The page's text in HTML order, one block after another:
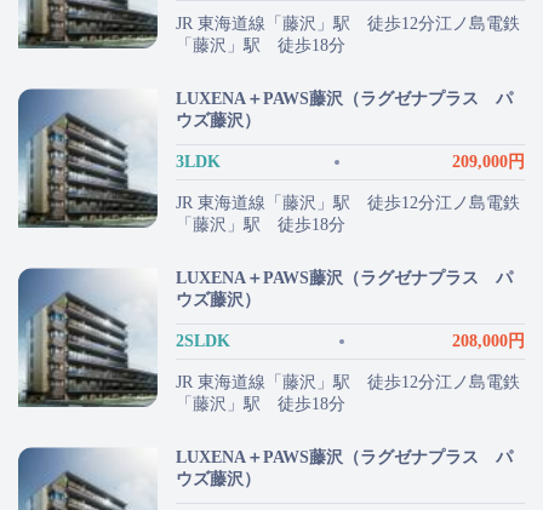
JR 東海道線「藤沢」駅 徒歩12分江ノ島電鉄
「藤沢」駅 徒歩18分
LUXENA＋PAWS藤沢（ラグゼナプラス パ
ウズ藤沢）
3LDK 209,000円
JR 東海道線「藤沢」駅 徒歩12分江ノ島電鉄
「藤沢」駅 徒歩18分
LUXENA＋PAWS藤沢（ラグゼナプラス パ
ウズ藤沢）
2SLDK 208,000円
JR 東海道線「藤沢」駅 徒歩12分江ノ島電鉄
「藤沢」駅 徒歩18分
LUXENA＋PAWS藤沢（ラグゼナプラス パ
ウズ藤沢）